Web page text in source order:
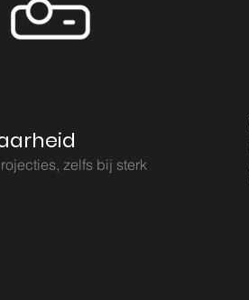
zelfs bij sterk